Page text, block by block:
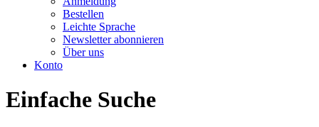
Bestellen
Leichte Sprache
Newsletter abonnieren
Über uns
Konto
Einfache Suche